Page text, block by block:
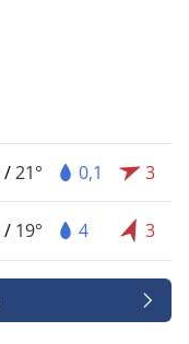
/21° 0,1 3
/ 19° 4 3